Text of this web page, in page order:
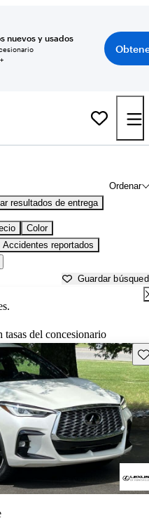
nuevos y usados
Ordenar
resultados de entrega
Color
Accidentes reportados
Guardar
del concesionario